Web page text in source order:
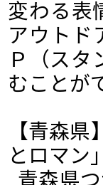
変わる表
アウトド
Ｐ（スタ
むことが
【青森
とロマン
青森県